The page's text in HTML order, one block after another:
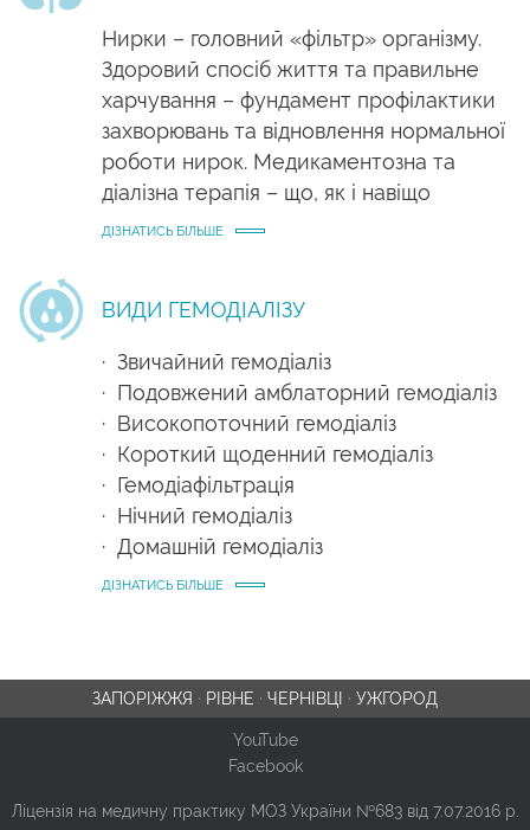
Нирки – головний «фільтр» організму.
Здоровий спосіб життя та правильне
харчування – фундамент профілактики
захворювань та відновлення нормальної
роботи нирок. Медикаментозна та
діалізна терапія – що, як і навіщо
ДІЗНАТИСЬ БІЛЬШЕ
ВИДИ ГЕМОДІАЛІЗУ
· Звичайний гемодіаліз
· Подовжений амблаторний гемодіаліз
· Високопоточний гемодіаліз
· Короткий щоденний гемодіаліз
· Гемодіафільтрація
· Нічний гемодіаліз
· Домашній гемодіаліз
ДІЗНАТИСЬ БІЛЬШЕ
ЗАПОРІЖЖЯ · РІВНЕ · ЧЕРНІВЦІ · УЖГОРОД
YouTube
Facebook
Ліцензія на медичну практику МОЗ України №683 від 7.07.2016 р.